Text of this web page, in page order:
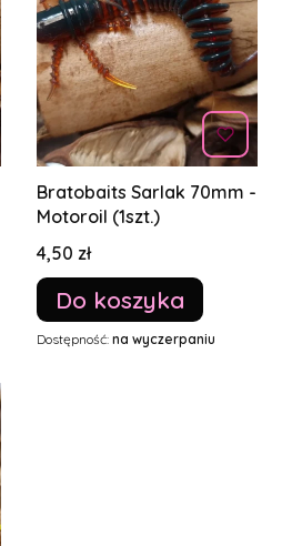
Bratobaits Sarlak 70mm -
Motoroil (1szt.)
Cena
4,50 zł
Do koszyka
Dostępność: na wyczerpaniu